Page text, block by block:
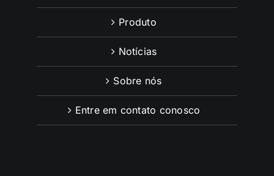
Produto
Notícias
Sobre nós
Entre em contato conosco